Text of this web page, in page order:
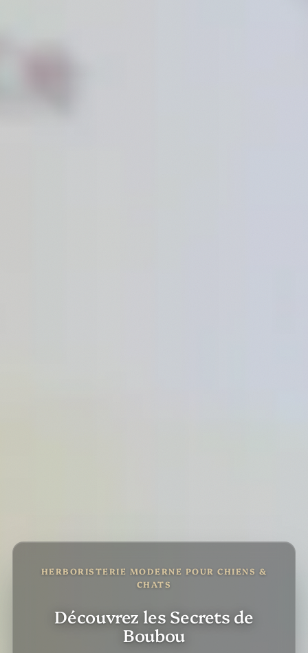
HERBORISTERIE MODERNE POUR CHIENS &
CHATS
Découvrez les Secrets de
Boubou